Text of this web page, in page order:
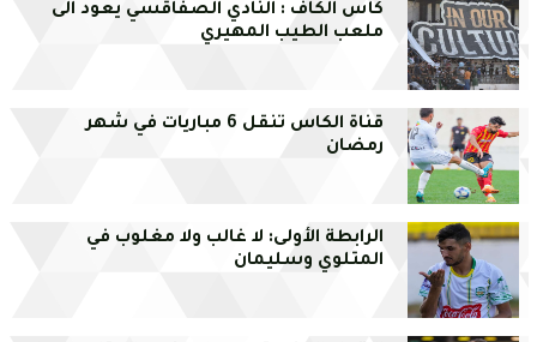
كأس الكاف : النادي الصفاقسي يعود الى
ملعب الطيب المهيري
قناة الكاس تنقل 6 مباريات في شهر
رمضان
الرابطة الأولى: لا غالب ولا مغلوب في
المتلوي وسليمان